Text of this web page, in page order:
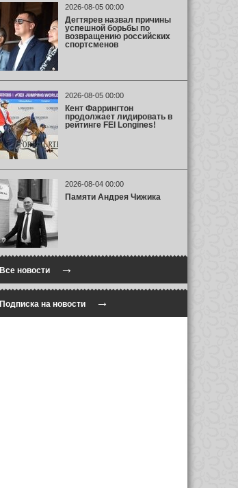
2026-08-05 00:00
Дегтярев назвал причины
успешной борьбы по
возвращению российских
спортсменов
2026-08-05 00:00
Кент Фаррингтон
продолжает лидировать в
рейтинге FEI Longines!
2026-08-04 00:00
Памяти Андрея Чижика
Все новости→
Подписка на новости→